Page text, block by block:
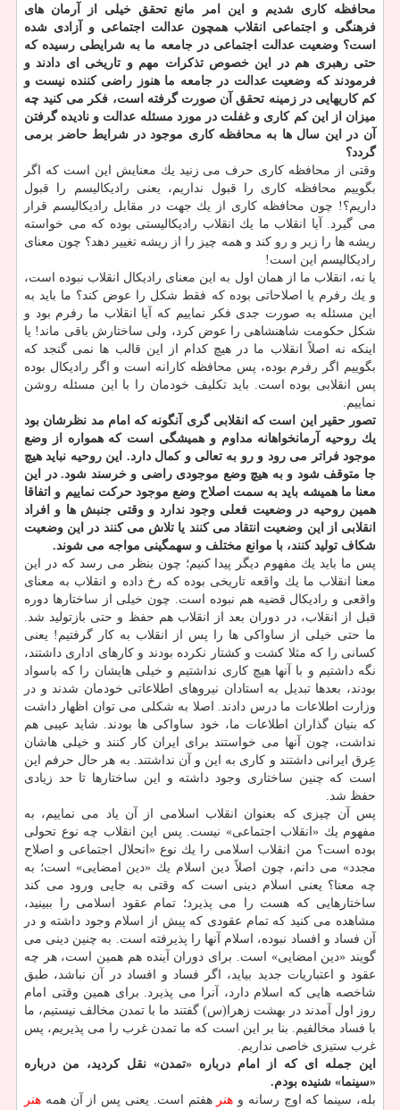
محافظه كاری شدیم و این امر مانع تحقق خیلی از آرمان های
فرهنگی و اجتماعی انقلاب همچون عدالت اجتماعی و آزادی شده
است؟ وضعیت عدالت اجتماعی در جامعه ما به شرایطی رسیده كه
حتی رهبری هم در این خصوص تذكرات مهم و تاریخی ای دادند و
فرمودند كه وضعیت عدالت در جامعه ما هنوز راضی كننده نیست و
كم كاریهایی در زمینه تحقق آن صورت گرفته است، فكر می كنید چه
میزان از این كم كاری و غفلت در مورد مسئله عدالت و نادیده گرفتن
آن در این سال ها به محافظه كاری موجود در شرایط حاضر برمی
گردد؟
وقتی از محافظه كاری حرف می زنید یك معنایش این است كه اگر
بگوییم محافظه‎ كاری را قبول نداریم، یعنی رادیكالیسم را قبول
داریم؟! چون محافظه كاری از یك جهت در مقابل رادیكالیسم قرار
می گیرد. آیا انقلاب ما یك انقلاب رادیكالیستی بوده كه می خواسته
ریشه ها را زیر و رو كند و همه چیز را از ریشه تغییر دهد؟ چون معنای
رادیكالیسم این است!
یا نه، انقلاب ما از همان اول به این معنای رادیكال انقلاب نبوده است،
و یك رفرم یا اصلاحاتی بوده كه فقط شكل را عوض كند؟ ما باید به
این مسئله به صورت جدی فكر نماییم كه آیا انقلاب ما رفرم بود و
شكل حكومت شاهنشاهی را عوض كرد، ولی ساختارش باقی ماند! یا
اینكه نه اصلاً انقلاب ما در هیچ كدام از این قالب ها نمی گنجد كه
بگوییم اگر رفرم بوده، پس محافظه كارانه است و اگر رادیكال بوده
پس انقلابی بوده است. باید تكلیف خودمان را با این مسئله روشن
نماییم.
تصور حقیر این است كه انقلابی گری آنگونه كه امام مد نظرشان بود
یك روحیه آرمانخواهانه مداوم و همیشگی است كه همواره از وضع
موجود فراتر می رود و رو به تعالی و كمال دارد. این روحیه نباید هیچ
جا متوقف شود و به هیچ وضع موجودی راضی و خرسند شود. در این
معنا ما همیشه باید به سمت اصلاح وضع موجود حركت نماییم و اتفاقا
همین روحیه در وضعیت فعلی وجود ندارد و وقتی جنبش ها و افراد
انقلابی از این وضعیت انتقاد می كنند یا تلاش می كنند در این وضعیت
شكاف تولید كنند، با موانع مختلف و سهمگینی مواجه می شوند.
پس ما باید یك مفهوم دیگر پیدا كنیم؛ چون بنظر می رسد كه در این
معنا انقلاب ما یك واقعه تاریخی بوده كه رخ داده و انقلاب به معنای
واقعی و رادیكال قضیه هم نبوده است. چون خیلی از ساختارها دوره
قبل از انقلاب، در دوران بعد از انقلاب هم حفظ و حتی بازتولید شد.
ما حتی خیلی از ساواكی ها را پس از انقلاب به كار گرفتیم! یعنی
كسانی را كه مثلا كشت و كشتار نكرده بودند و كارهای اداری داشتند،
نگه داشتیم و با آنها هیچ كاری نداشتیم و خیلی هایشان را كه باسواد
بودند، بعدها تبدیل به استادان نیروهای اطلاعاتی خودمان شدند و در
وزارت اطلاعات ما درس دادند. اصلا به شكلی می توان اظهار داشت
كه بنیان گذاران اطلاعات ما، خود ساواكی ها بودند. شاید عیبی هم
نداشت، چون آنها می خواستند برای ایران كار كنند و خیلی هاشان
عِرق ایرانی داشتند و كاری به این و آن نداشتند. به هر حال حرفم این
است كه چنین ساختاری وجود داشته و این ساختارها تا حد زیادی
حفظ شد.
پس آن چیزی كه بعنوان انقلاب اسلامی از آن یاد می نماییم، به
مفهوم یك «انقلاب اجتماعی» نیست. پس این انقلاب چه نوع تحولی
بوده است؟ من انقلاب اسلامی را یك نوع «انحلال اجتماعی و اصلاح
مجدد» می دانم، چون اصلاً دین اسلام یك «دین امضایی» است؛ به
چه معنا؟ یعنی اسلام دینی است كه وقتی به جایی ورود می كند
ساختارهایی كه هست را می پذیرد؛ تمام عقود اسلامی را ببینید،
مشاهده می كنید كه تمام عقودی كه پیش از اسلام وجود داشته و در
آن فساد و افساد نبوده، اسلام آنها را پذیرفته است. به چنین دینی می
گویند «دین امضایی» است. برای دوران آینده هم همین است، هر چه
عقود و اعتباریات جدید بیاید، اگر فساد و افساد در آن نباشد، طبق
شاخصه هایی كه اسلام دارد، آنرا می پذیرد. برای همین وقتی امام
روز اول آمدند در بهشت زهرا(س) گفتند ما با تمدن مخالف نیستیم، ما
با فساد مخالفیم. بنا بر این است كه ما تمدن غرب را می پذیریم، پس
غرب ستیزی خاصی نداریم.
این جمله ای كه از امام درباره «تمدن» نقل كردید، من درباره
«سینما» شنیده بودم.
بله، سینما كه اوج رسانه و هنر هفتم است. یعنی پس از آن همه هنر